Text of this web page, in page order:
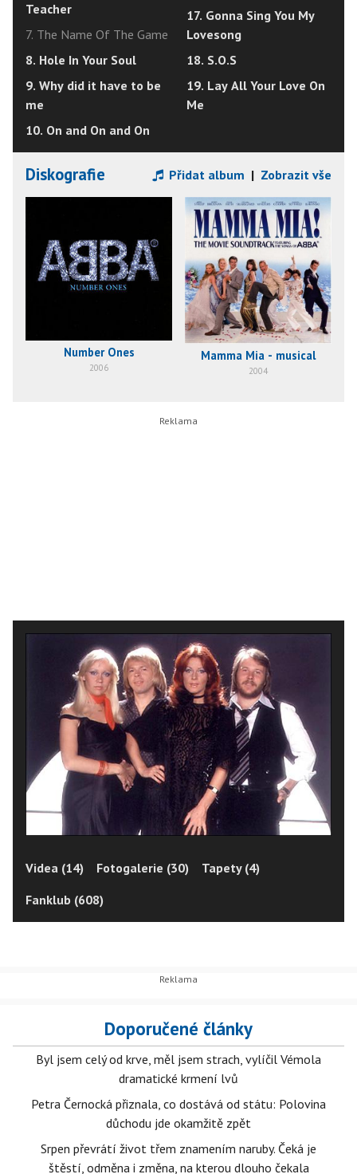
Teacher
7. The Name Of The Game
8. Hole In Your Soul
9. Why did it have to be
me
10. On and On and On
17. Gonna Sing You My
Lovesong
18. S.O.S
19. Lay All Your Love On
Me
Diskografie Přidat album | Zobrazit vše
Number Ones
2006
Mamma Mia - musical
2004
Videa (14) Fotogalerie (30)
Tapety (4)
Fanklub (608)
Doporučené články
Byl jsem celý od krve, měl jsem strach, vylíčil Vémola
dramatické krmení lvů
Petra Černocká přiznala, co dostává od státu: Polovina
důchodu jde okamžitě zpět
Srpen převrátí život třem znamením naruby. Čeká je
štěstí, odměna i změna, na kterou dlouho čekala